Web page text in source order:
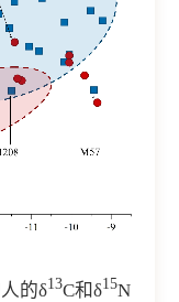
的δ13C和δ15N